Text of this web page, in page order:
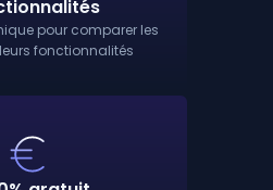
pour comparer les
fonctionnalités